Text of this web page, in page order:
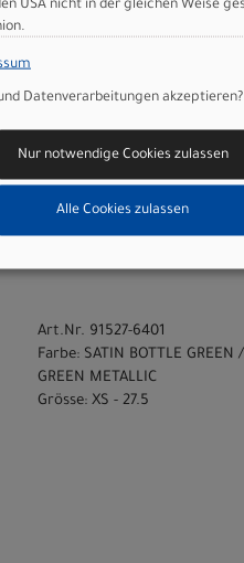
Grösse: XXS - 26
Art.Nr. 91527-6401
Farbe: SATIN BOTTLE GREEN
GREEN METALLIC
Grösse: XS - 27.5
USA nicht in der gleichen Weise
Datenverarbeitungen akzeptieren?
Nur notwendige Cookies zulassen
Alle Cookies zulassen